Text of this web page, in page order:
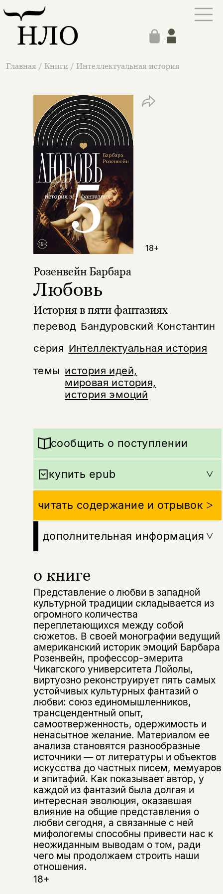
Главная / Книги / Интеллектуальная история
перевод Бандуровский Константин
серия Интеллектуальная история
темы история идей,
мировая история,
история эмоций
Розенвейн Барбара
Любовь
История в пяти фантазиях
о книге
Представление о любви в западной
культурной традиции складывается из
огромного количества
переплетающихся между собой
сюжетов. В своей монографии ведущий
американский историк эмоций Барбара
Розенвейн, профессор-эмерита
Чикагского университета Лойолы,
виртуозно реконструирует пять самых
устойчивых культурных фантазий о
любви: союз единомышленников,
трансцендентный опыт,
самоотверженность, одержимость и
ненасытное желание. Материалом ее
анализа становятся разнообразные
источники — от литературы и объектов
искусства до частных писем, мемуаров
и эпитафий. Как показывает автор, у
каждой из фантазий была долгая и
интересная эволюция, оказавшая
влияние на общие представления о
любви сегодня, а связанные с ней
мифологемы способны привести нас к
неожиданным выводам о том, ради
чего мы продолжаем строить наши
отношения.
18+
сообщить о поступлении
купить epub
читать содержание и отрывок
дополнительная информация
18+
Подписка на рассылку
Раз в неделю мы отправляем рассылку
о книгах и событиях «НЛО».
За подписку дарим промокод на
скидку 15%
Этой книги временно
нет в продаже.
Вы можете подписаться на
уведомления, и при поступлении книги
на склад получить письмо на указанный
электронный адрес.
Эта книга